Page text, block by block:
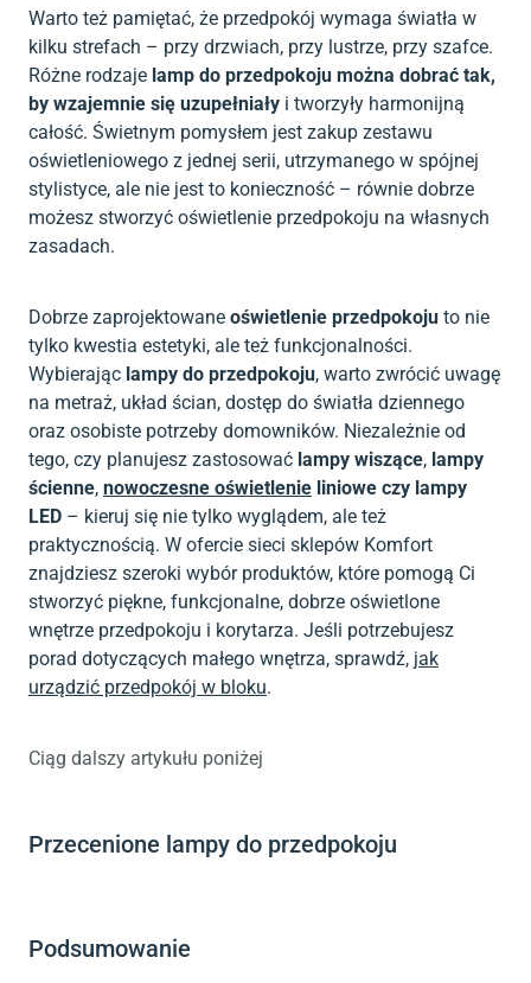
Warto też pamiętać, że przedpokój wymaga światła w
kilku strefach – przy drzwiach, przy lustrze, przy szafce.
Różne rodzaje lamp do przedpokoju można dobrać tak,
by wzajemnie się uzupełniały i tworzyły harmonijną
całość. Świetnym pomysłem jest zakup zestawu
oświetleniowego z jednej serii, utrzymanego w spójnej
stylistyce, ale nie jest to konieczność – równie dobrze
możesz stworzyć oświetlenie przedpokoju na własnych
zasadach.
Dobrze zaprojektowane oświetlenie przedpokoju to nie
tylko kwestia estetyki, ale też funkcjonalności.
Wybierając lampy do przedpokoju, warto zwrócić uwagę
na metraż, układ ścian, dostęp do światła dziennego
oraz osobiste potrzeby domowników. Niezależnie od
tego, czy planujesz zastosować lampy wiszące, lampy
ścienne, nowoczesne oświetlenie liniowe czy lampy
LED – kieruj się nie tylko wyglądem, ale też
praktycznością. W ofercie sieci sklepów Komfort
znajdziesz szeroki wybór produktów, które pomogą Ci
stworzyć piękne, funkcjonalne, dobrze oświetlone
wnętrze przedpokoju i korytarza. Jeśli potrzebujesz
porad dotyczących małego wnętrza, sprawdź, jak
urządzić przedpokój w bloku.
Ciąg dalszy artykułu poniżej
Przecenione lampy do przedpokoju
Podsumowanie